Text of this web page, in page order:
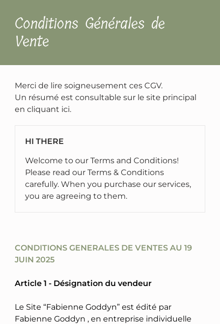
Conditions Générales de
Vente
Merci de lire soigneusement ces CGV.
Un résumé est consultable sur le site principal
en cliquant ici.
HI THERE
Welcome to our Terms and Conditions!
Please read our Terms & Conditions
carefully. When you purchase our services,
you are agreeing to them.
CONDITIONS GENERALES DE VENTES AU 19
JUIN 2025
Article 1 - Désignation du vendeur
Le Site “Fabienne Goddyn” est édité par
Fabienne Goddyn , en entreprise individuelle